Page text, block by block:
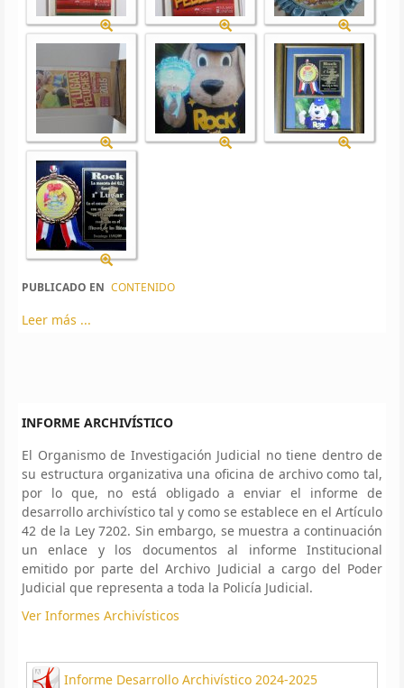
PUBLICADO EN CONTENIDO
Leer más ...
INFORME ARCHIVÍSTICO
El Organismo de Investigación Judicial no tiene dentro de
su estructura organizativa una oficina de archivo como tal,
por lo que, no está obligado a enviar el informe de
desarrollo archivístico tal y como se establece en el Artículo
42 de la Ley 7202. Sin embargo, se muestra a continuación
un enlace y los documentos al informe Institucional
emitido por parte del Archivo Judicial a cargo del Poder
Judicial que representa a toda la Policía Judicial.
Ver Informes Archivísticos
Informe Desarrollo Archivístico 2024-2025